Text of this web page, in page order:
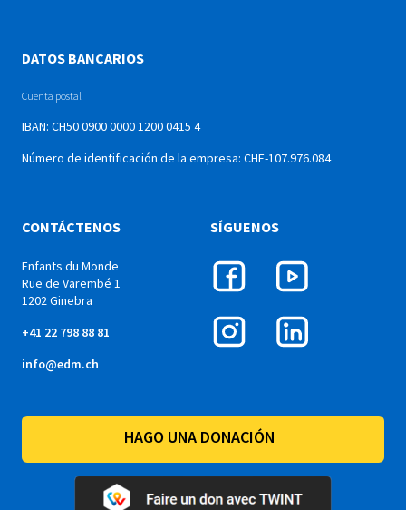
CONTÁCTENOS
Enfants du Monde
Rue de Varembé 1
1202 Ginebra
+41 22 798 88 81
info@edm.ch
DATOS BANCARIOS
Cuenta postal
IBAN: CH50 0900 0000 1200 0415 4
Número de identificación de la empresa: CHE-107.976.084
SÍGUENOS
HAGO UNA DONACIÓN